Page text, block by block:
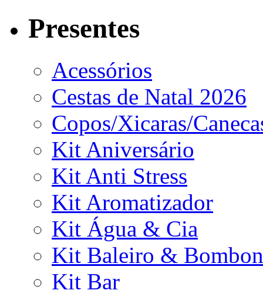
Presentes
Acessórios
Cestas de Natal 2026
Copos/Xicaras/
Kit Aniversário
Kit Anti Stress
Kit Aromatizador
Kit Água & Cia
Kit Baleiro &
Kit Bar